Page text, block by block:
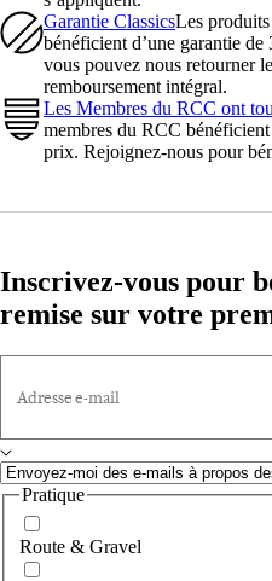
Garantie ClassicsLes
bénéficient d’une garantie
vous pouvez nous retourner
remboursement intégral.
Les Membres du RCC ont
membres du RCC
prix. Rejoignez-nous pour
Inscrivez-vous pour
remise sur votre
Adresse e-mail
Pratique
Route & Gravel